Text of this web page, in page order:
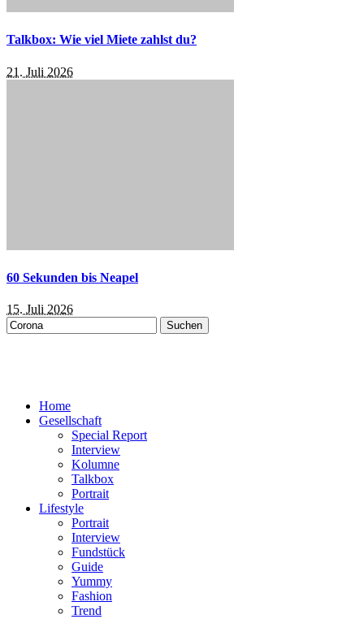
Talkbox: Wie viel Miete zahlst du?
21. Juli 2026
60 Sekunden bis Neapel
15. Juli 2026
Suchen
nach:
Home
Gesellschaft
Special Report
Interview
Kolumne
Talkbox
Portrait
Lifestyle
Portrait
Interview
Fundstück
Guide
Yummy
Fashion
Trend